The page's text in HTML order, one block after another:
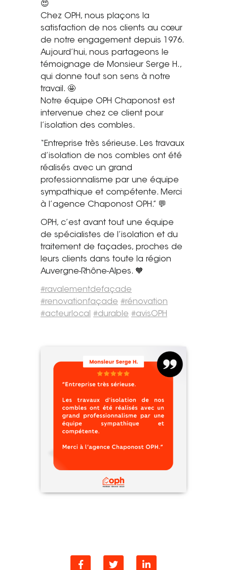
Saint-Étienne
Vichy
Mâcon
La société
Nos réalisations
Pour les pros
Plâtrier / Peintre
Charpentier / Couvreur
Syndic / Régie
Demander un devis
Tel. 04 82 29 21 82
Contact
Avis clients
Recrutement
😍
Chez OPH, nous plaçons la
satisfaction de nos clients au cœur
de notre engagement depuis 1976.
Aujourd’hui, nous partageons le
témoignage de Monsieur Serge H.,
qui donne tout son sens à notre
travail. 🤩
Notre équipe OPH Chaponost est
intervenue chez ce client pour
l’isolation des combles.
“Entreprise très sérieuse. Les travaux
d’isolation de nos combles ont été
réalisés avec un grand
professionnalisme par une équipe
sympathique et compétente. Merci
à l’agence Chaponost OPH.” 💬
OPH, c’est avant tout une équipe
de spécialistes de l’isolation et du
traitement de façades, proches de
leurs clients dans toute la région
Auvergne-Rhône-Alpes. 🧡
#ravalementdefaçade
#renovationfaçade #rénovation
#acteurlocal #durable #avisOPH